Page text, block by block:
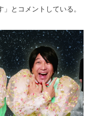
とコメントしている。